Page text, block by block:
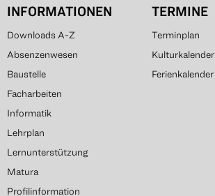
INFORMATIONEN
Downloads A-Z
Absenzenwesen
Baustelle
Facharbeiten
Informatik
Lehrplan
Lernunterstützung
Matura
Profilinformation
TERMINE
Terminplan
Kulturkalender
Ferienkalender